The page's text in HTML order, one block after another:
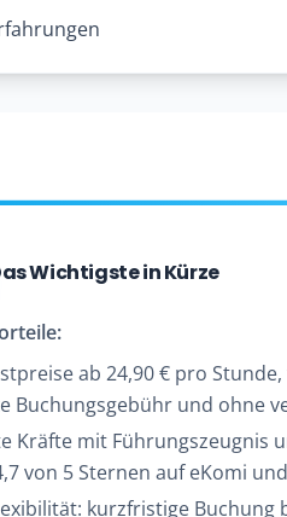
Wichtigste in Kürze
ab 24,90 € pro
Buchungsgebühr und ohne
Kräfte mit Führungszeugnis
von 5 Sternen auf eKomi
kurzfristige Buchung